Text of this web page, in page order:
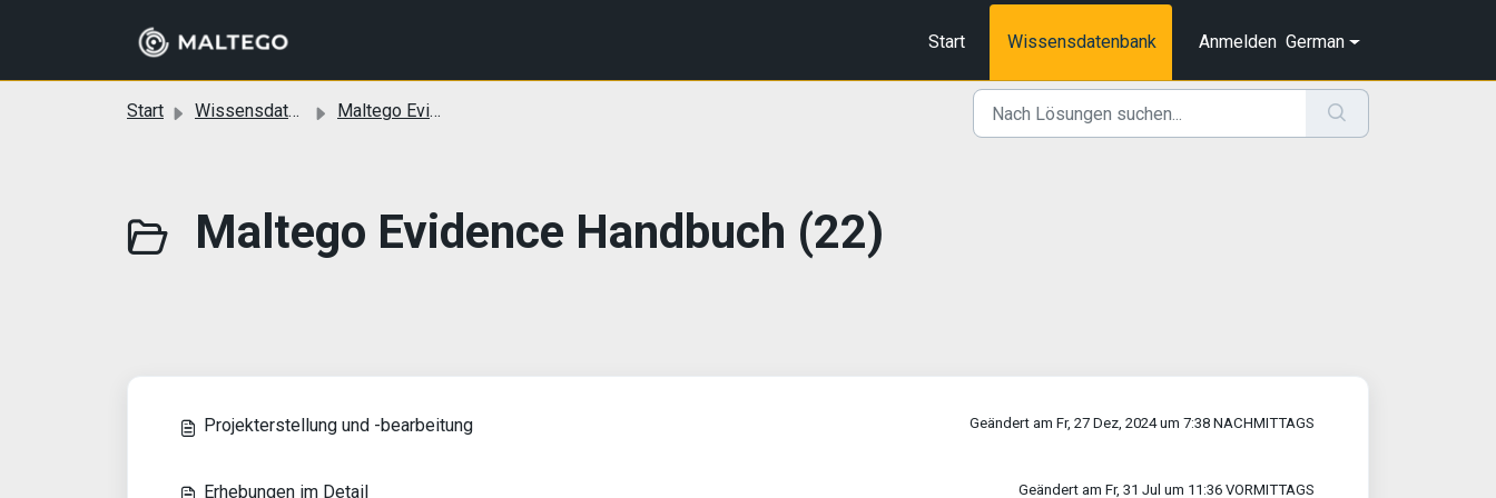
Start
Wissensdatenbank Anmelden German
Start Wissensdatenbank Maltego Evidence (Desktop)
Maltego Evidence Handbuch (22)
Projekterstellung und -bearbeitung Geändert am Fr, 27 Dez, 2024 um 7:38 NACHMITTAGS
Erhebungen im Detail Geändert am Fr, 31 Jul um 11:36 VORMITTAGS